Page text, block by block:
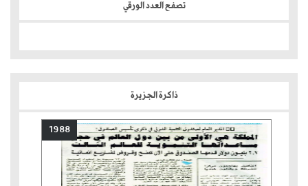
تصفح العدد الورقي
ذاكرة الجزيرة
1988